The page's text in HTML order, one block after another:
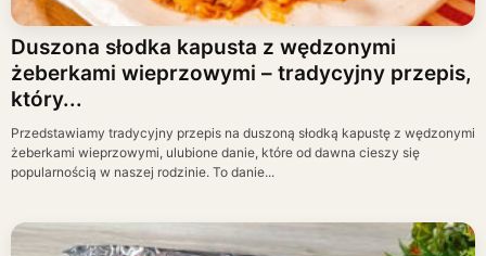
Duszona słodka kapusta z wędzonymi
żeberkami wieprzowymi – tradycyjny przepis,
który...
Przedstawiamy tradycyjny przepis na duszoną słodką kapustę z wędzonymi
żeberkami wieprzowymi, ulubione danie, które od dawna cieszy się
popularnością w naszej rodzinie. To danie...